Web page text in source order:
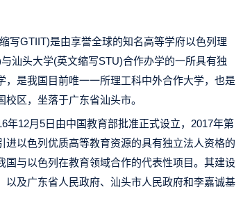
写GTIIT)是由享誉全球的知名高等学府以色列理
汕头大学(英文缩写STU)合作办学的一所具有独
，是我国目前唯一一所理工科中外合作大学，也是
区，坐落于广东省汕头市。
年12月5日由中国教育部批准正式设立，2017年第
进以色列优质高等教育资源的具有独立法人资格的
国与以色列在教育领域合作的代表性项目。其建设
以及广东省人民政府、汕头市人民政府和李嘉诚基